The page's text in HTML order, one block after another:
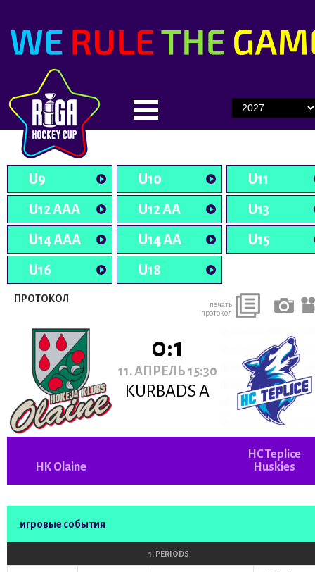
U9 U10
U11
U12 AAA
U12 AA
U13
U14 AAA
U14 AA
U15
U16
U18
ПРОТОКОЛ
печать
протокол
0:1
11. АПРЕЛЬ 15:30
KURBADS A
HK Olaine
HC Teplice
Huskies
игровые события
1. PERIODS